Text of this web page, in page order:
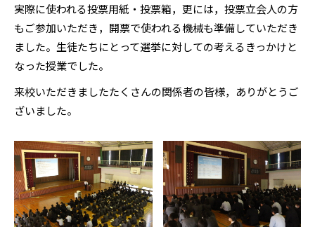
実際に使われる投票用紙・投票箱，更には，投票立会人の方
もご参加いただき，開票で使われる機械も準備していただき
ました。生徒たちにとって選挙に対しての考えるきっかけと
なった授業でした。
来校いただきましたたくさんの関係者の皆様，ありがとうご
ざいました。